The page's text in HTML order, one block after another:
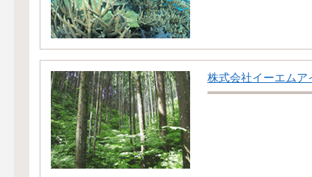
株式会社イーエムア